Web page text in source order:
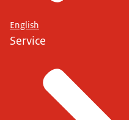
English
Service